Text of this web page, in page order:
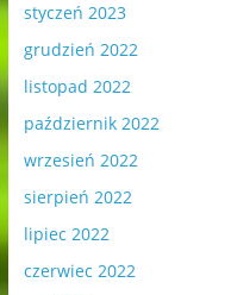
styczeń 2023
grudzień 2022
listopad 2022
październik 2022
wrzesień 2022
sierpień 2022
lipiec 2022
czerwiec 2022